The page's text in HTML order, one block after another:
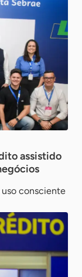
assistido
consciente